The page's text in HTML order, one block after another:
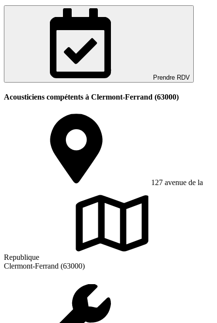
Prendre RDV
Acousticiens compétents à Clermont-Ferrand (63000)
127 avenue de la
Republique
Clermont-Ferrand (63000)